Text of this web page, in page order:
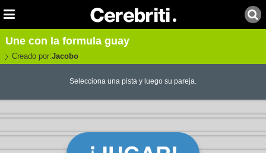
Une con la formula guay
Creado por:Jacobo
Selecciona una pista y luego su pareja.